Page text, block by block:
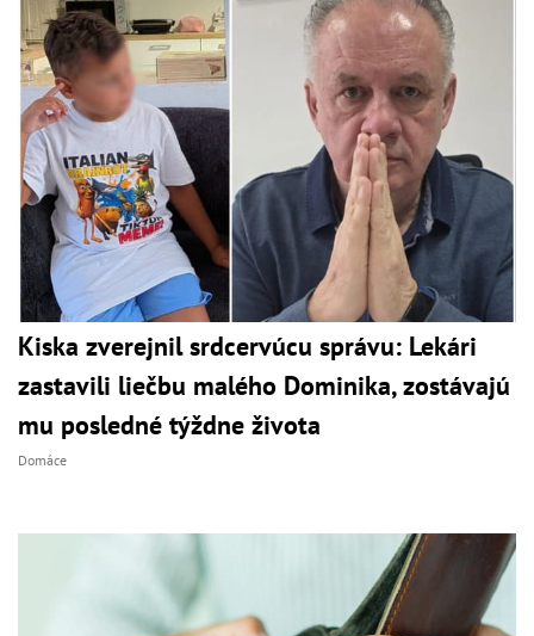
Kiska zverejnil srdcervúcu správu: Lekári
zastavili liečbu malého Dominika, zostávajú
mu posledné týždne života
Domáce